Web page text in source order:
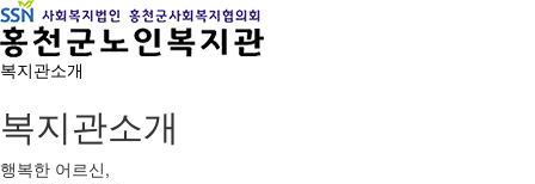
복지관소개
복지관소개
행복한 어르신,